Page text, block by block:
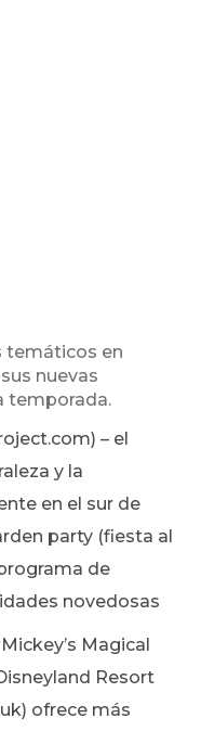
temáticos en
nuevas
temporada.
– el
y la
en el sur de
party (fiesta al
de
novedosas
Magical
Resort
ofrece más